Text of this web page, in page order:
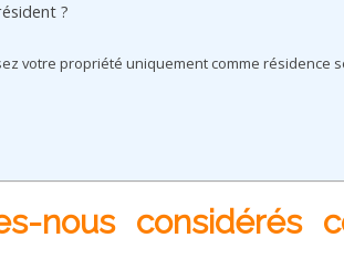
?
votre propriété uniquement comme résidence
nous considérés